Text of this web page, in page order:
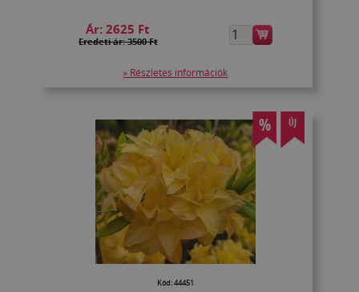
Ár:2625 Ft
Eredeti ár: 3500 Ft
» Részletes információk
% ÚJ
Kód: 44451